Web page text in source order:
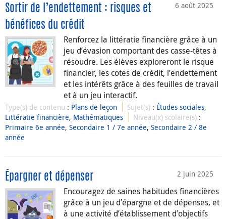
6 août 2025
Sortir de l’endettement : risques et
bénéfices du crédit
Renforcez la littératie financière grâce à un
jeu d’évasion comportant des casse-têtes à
résoudre. Les élèves exploreront le risque
financier, les cotes de crédit, l’endettement
et les intérêts grâce à des feuilles de travail
et à un jeu interactif.
Type(s) de contenu : Plans de leçon Sujet(s) : Études sociales,
Littératie financière, Mathématiques Niveau(x) scolaire(s) :
Primaire 6e année, Secondaire 1 / 7e année, Secondaire 2 / 8e
année
2 juin 2025
Épargner et dépenser
Encouragez de saines habitudes financières
grâce à un jeu d’épargne et de dépenses, et
à une activité d’établissement d’objectifs